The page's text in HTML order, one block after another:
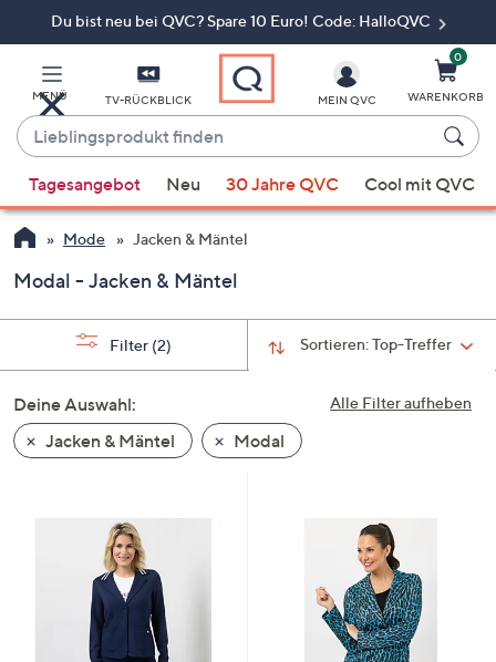
Du bist neu bei QVC? Spare 10 Euro! Code: HalloQVC
MENÜ TV-RÜCKBLICK
Lieblingsprodukt
finden
Vorschläge
verfügbar
sind,
verwenden
oben
und
nach
MEIN QVC
0
WARENKORB
Tagesangebot Neu 30 Jahre QVC Cool mit QVC
Mode Jacken & Mäntel
Modal - Jacken & Mäntel
Sortieren:Top-Treffer
Filter (2)
Alle Filter aufheben
Deine Auswahl:
Jacken & Mäntel
Modal